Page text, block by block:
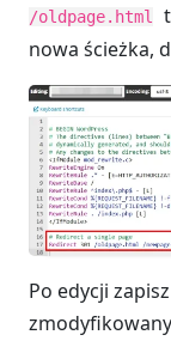
/oldpage.html
nowa ścieżka,
Po edycji